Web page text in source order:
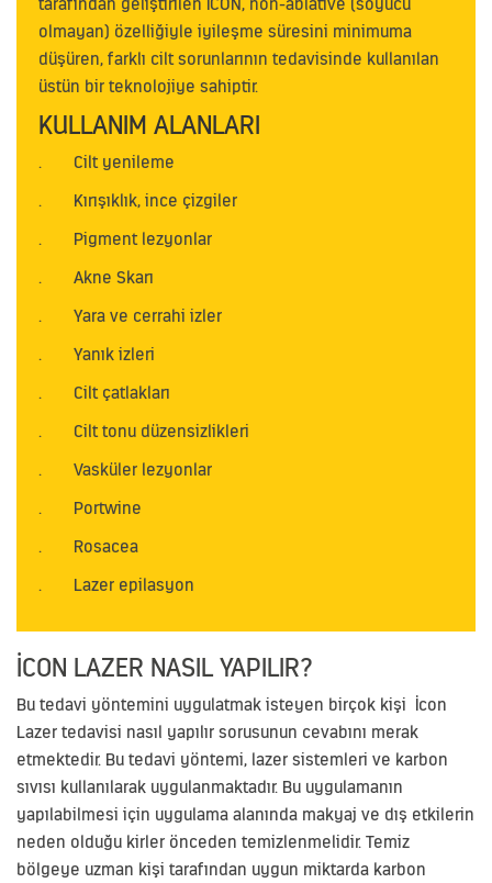
olmayan) özelliğiyle iyileşme süresini minimuma
düşüren, farklı cilt sorunlarının tedavisinde kullanılan
üstün bir teknolojiye sahiptir.
KULLANIM ALANLARI
.
Cilt yenileme
.
Kırışıklık, ince çizgiler
.
Pigment lezyonlar
.
Akne Skarı
.
Yara ve cerrahi izler
.
Yanık izleri
.
Cilt çatlakları
.
Cilt tonu düzensizlikleri
.
Vasküler lezyonlar
.
Portwine
.
Rosacea
.
Lazer epilasyon
İCON LAZER NASIL YAPILIR?
Bu tedavi yöntemini uygulatmak isteyen birçok kişi İcon
Lazer tedavisi nasıl yapılır sorusunun cevabını merak
etmektedir. Bu tedavi yöntemi, lazer sistemleri ve karbon
sıvısı kullanılarak uygulanmaktadır. Bu uygulamanın
yapılabilmesi için uygulama alanında makyaj ve dış etkilerin
neden olduğu kirler önceden temizlenmelidir. Temiz
bölgeye uzman kişi tarafından uygun miktarda karbon